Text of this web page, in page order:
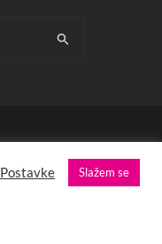
Postavke Slažem se